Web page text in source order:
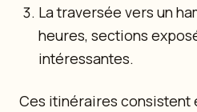
La traversée vers un
heures, sections
intéressantes.
Ces itinéraires consistent